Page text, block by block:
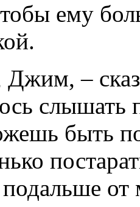
ему
–
слышать
быть
от